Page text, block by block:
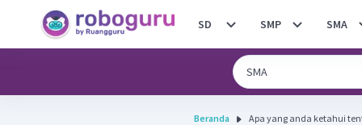
SD SMP SMA
Beranda Apa yang anda ketahui